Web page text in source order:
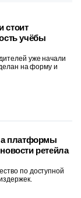
стоит
учёбы
уже начали
на форму и
а платформы
ретейла
по доступной